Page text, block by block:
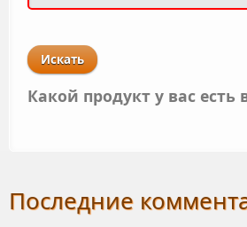
Какой продукт у вас есть
Последние